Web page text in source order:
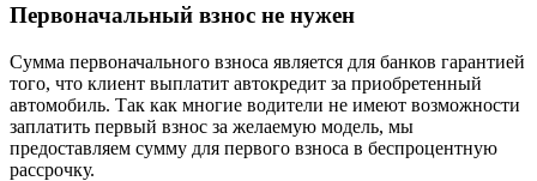
Первоначальный взнос не нужен
Сумма первоначального взноса является для банков гарантией
того, что клиент выплатит автокредит за приобретенный
автомобиль. Так как многие водители не имеют возможности
заплатить первый взнос за желаемую модель, мы
предоставляем сумму для первого взноса в беспроцентную
рассрочку.